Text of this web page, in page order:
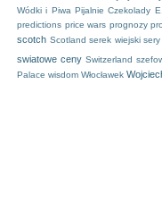
Wódki i Piwa Pijalnie Czekolady
predictions price wars prognozy
scotch Scotland serek wiejski sery
swiatowe ceny Switzerland
Palace wisdom Włocławek